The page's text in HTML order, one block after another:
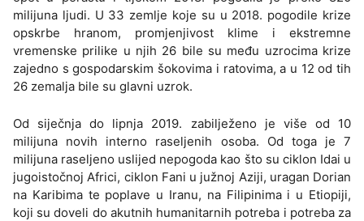
milijuna ljudi. U 33 zemlje koje su u 2018. pogodile krize
opskrbe hranom, promjenjivost klime i ekstremne
vremenske prilike u njih 26 bile su među uzrocima krize
zajedno s gospodarskim šokovima i ratovima, a u 12 od tih
26 zemalja bile su glavni uzrok.
Od siječnja do lipnja 2019. zabilježeno je više od 10
milijuna novih interno raseljenih osoba. Od toga je 7
milijuna raseljeno uslijed nepogoda kao što su ciklon Idai u
jugoistočnoj Africi, ciklon Fani u južnoj Aziji, uragan Dorian
na Karibima te poplave u Iranu, na Filipinima i u Etiopiji,
koji su doveli do akutnih humanitarnih potreba i potreba za